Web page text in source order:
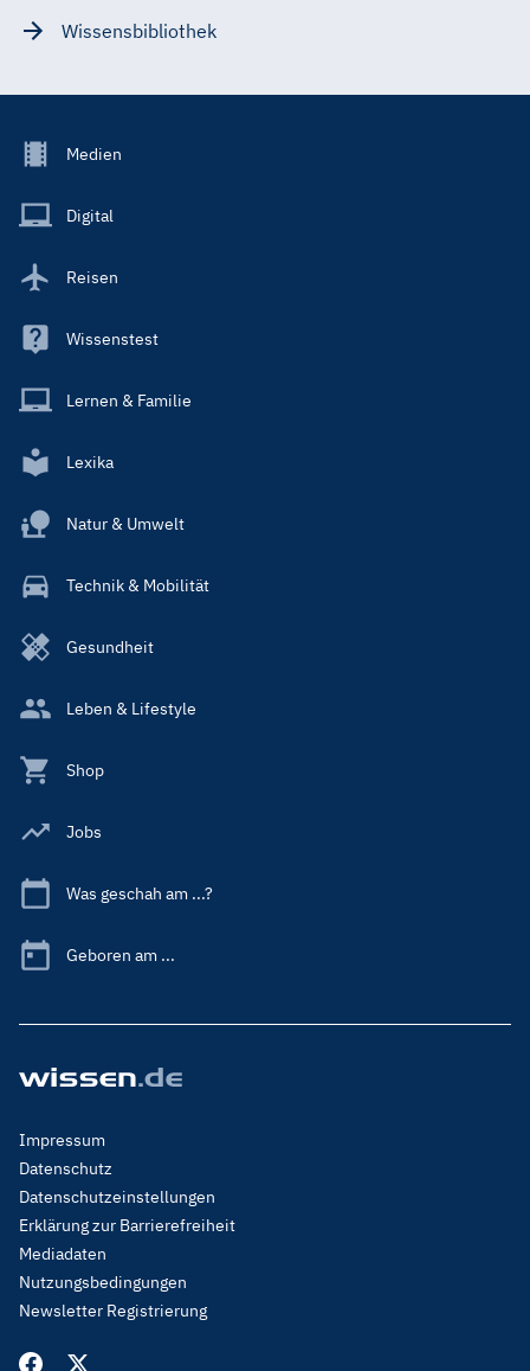
Wissensbibliothek
Footer
Main
Medien
Digital
Reisen
Wissenstest
Lernen & Familie
Lexika
Natur & Umwelt
Technik & Mobilität
Gesundheit
Leben & Lifestyle
Shop
Jobs
Was geschah am ...?
Geboren am ...
Footer
Menu
Legal
Impressum
Datenschutz
Datenschutzeinstellungen
Erklärung zur Barrierefreiheit
Mediadaten
Nutzungsbedingungen
Newsletter Registrierung